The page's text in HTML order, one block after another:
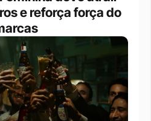
e reforça força do